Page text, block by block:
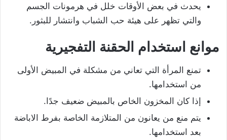
يحدث في بعض الأوقات خلل في هرمونات الجسم
والتي تظهر على هيئة حب الشباب وانتشار للبثور.
موانع استخدام الحقنة التفجيرية
تمنع المرأة التي تعاني من مشكلة في المبيض الأولى
من استخدامها.
إذا كان المخزون الخاص بالمبيض ضعيف جدًا.
يتم منع من يعانون من المتلازمة الخاصة بفرط الاباضة
بعد استخدامها.